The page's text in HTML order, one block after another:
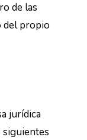
de las
del propio
jurídica
siguientes